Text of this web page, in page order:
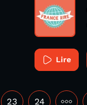
Lire
23 24 •••